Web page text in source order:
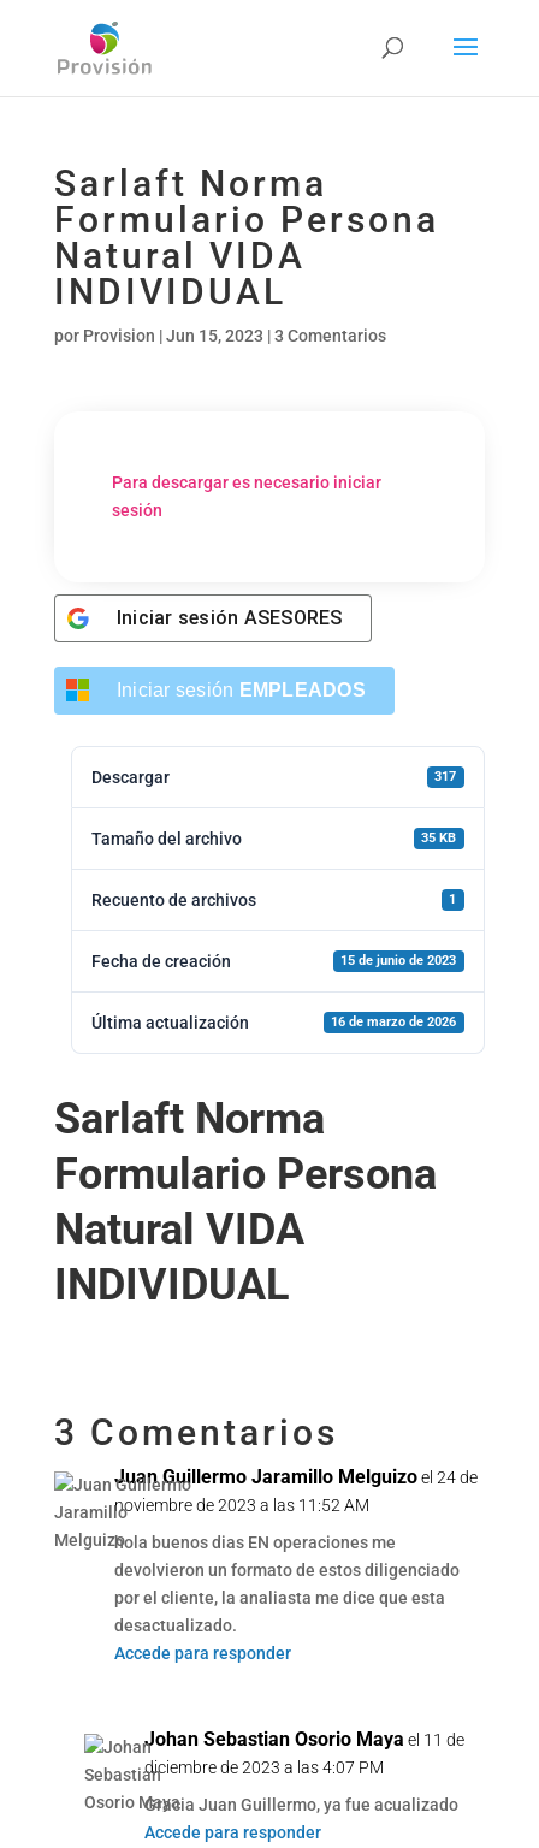
Sarlaft Norma
Formulario Persona
Natural VIDA
INDIVIDUAL
por Provision |Jun 15, 2023 |3 Comentarios
Para descargar es necesario iniciar
sesión
Iniciar sesión ASESORES
Iniciar sesión EMPLEADOS
Descargar 317
Tamaño del archivo 35 KB
Recuento de archivos 1
Fecha de creación 15 de junio de 2023
Última actualización 16 de marzo de 2026
Sarlaft Norma
Formulario Persona
Natural VIDA
INDIVIDUAL
3 Comentarios
Juan Guillermo Jaramillo Melguizo el 24 de
noviembre de 2023 a las 11:52 AM
hola buenos dias EN operaciones me
devolvieron un formato de estos diligenciado
por el cliente, la analiasta me dice que esta
desactualizado.
Accede para responder
Johan Sebastian Osorio Maya el 11 de
diciembre de 2023 a las 4:07 PM
Gracia Juan Guillermo, ya fue acualizado
Accede para responder